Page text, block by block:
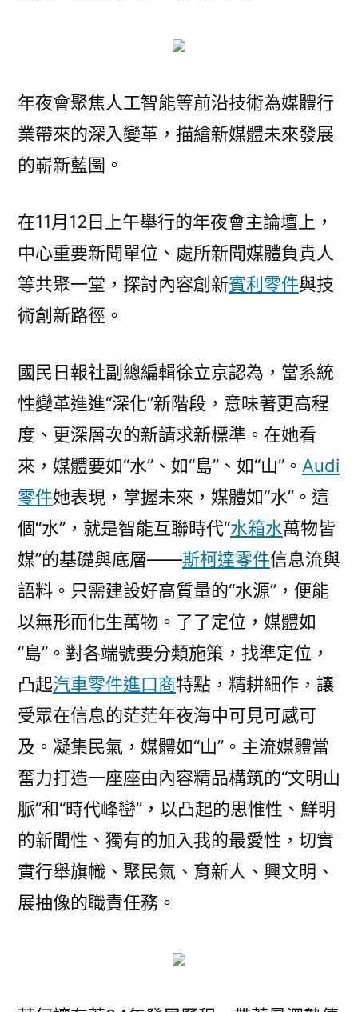
年夜會聚焦人工智能等前沿技術為媒體行
業帶來的深入變革，描繪新媒體未來發展
的嶄新藍圖。
在11月12日上午舉行的年夜會主論壇上，
中心重要新聞單位、處所新聞媒體負責人
等共聚一堂，探討內容創新賓利零件與技
術創新路徑。
國民日報社副總編輯徐立京認為，當系統
性變革進進“深化”新階段，意味著更高程
度、更深層次的新請求新標準。在她看
來，媒體要如“水”、如“島”、如“山”。 Audi
零件她表現，掌握未來，媒體如“水”。這
個“水”，就是智能互聯時代“水箱水萬物皆
媒”的基礎與底層——斯柯達零件信息流與
語料。只需建設好高質量的“水源”，便能
以無形而化生萬物。了了定位，媒體如
“島”。對各端號要分類施策，找準定位，
凸起汽車零件進口商特點，精耕細作，讓
受眾在信息的茫茫年夜海中可見可感可
及。凝集民氣，媒體如“山”。主流媒體當
奮力打造一座座由內容精品構筑的“文明山
脈”和“時代峰巒”，以凸起的思惟性、鮮明
的新聞性、獨有的加入我的最愛性，切實
實行舉旗幟、聚民氣、育新人、興文明、
展抽像的職責任務。